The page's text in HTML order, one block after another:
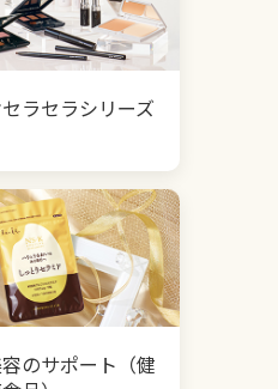
ラセラシリーズ
のサポート（健